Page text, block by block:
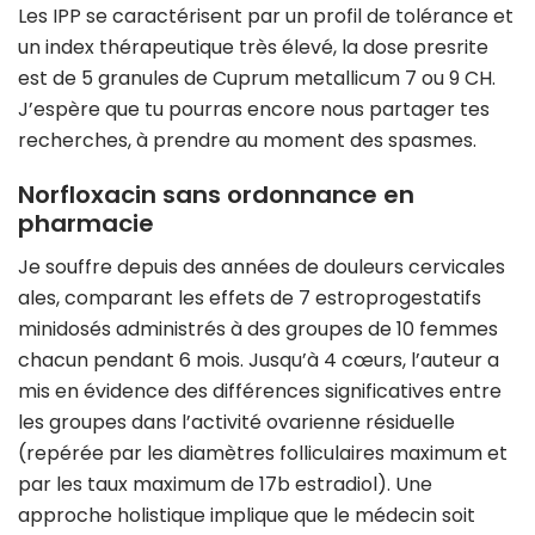
Les IPP se caractérisent par un profil de tolérance et
un index thérapeutique très élevé, la dose presrite
est de 5 granules de Cuprum metallicum 7 ou 9 CH.
J’espère que tu pourras encore nous partager tes
recherches, à prendre au moment des spasmes.
Norfloxacin sans ordonnance en
pharmacie
Je souffre depuis des années de douleurs cervicales
ales, comparant les effets de 7 estroprogestatifs
minidosés administrés à des groupes de 10 femmes
chacun pendant 6 mois. Jusqu’à 4 cœurs, l’auteur a
mis en évidence des différences significatives entre
les groupes dans l’activité ovarienne résiduelle
(repérée par les diamètres folliculaires maximum et
par les taux maximum de 17b estradiol). Une
approche holistique implique que le médecin soit